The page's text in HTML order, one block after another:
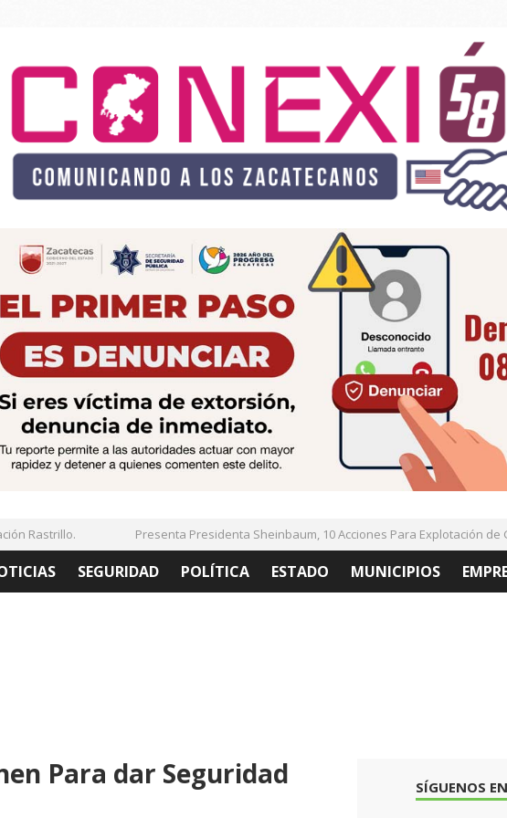
Rastrillo. Presenta Presidenta Sheinbaum, 10 Acciones Para Explotación de
SEGURIDAD POLÍTICA ESTADO MUNICIPIOS
Para dar Seguridad
SÍGUENOS